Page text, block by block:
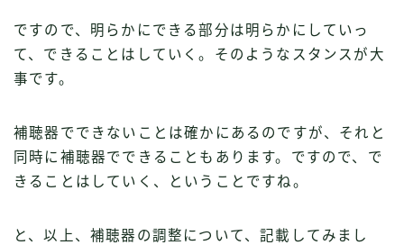
ですので、明らかにできる部分は明らかにしていっ
て、できることはしていく。そのようなスタンスが大
事です。
補聴器でできないことは確かにあるのですが、それと
同時に補聴器でできることもあります。ですので、で
きることはしていく、ということですね。
と、以上、補聴器の調整について、記載してみまし